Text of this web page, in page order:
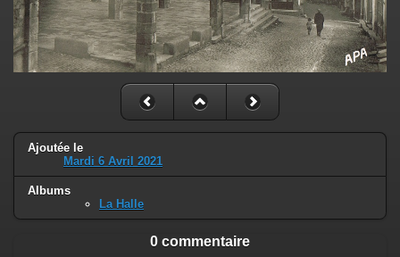
Ajoutée le
Mardi 6 Avril 2021
Albums
La Halle
0 commentaire